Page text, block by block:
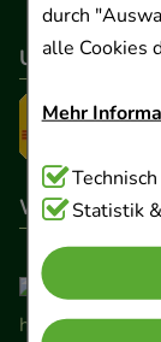
durch
alle Cookies
Mehr
Technisch
Cookies, die
Website
Warenkorb,
verzichtet
Statistik
Unser
Wir sind hier